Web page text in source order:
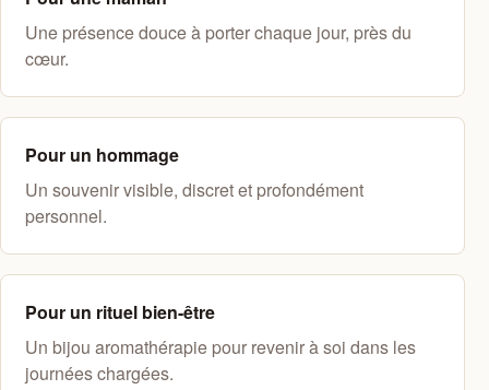
Une présence douce à porter chaque jour, près du
cœur.
Pour un hommage
Un souvenir visible, discret et profondément
personnel.
Pour un rituel bien-être
Un bijou aromathérapie pour revenir à soi dans les
journées chargées.